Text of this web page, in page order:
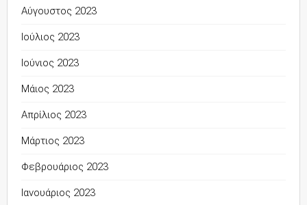
Αύγουστος 2023
Ιούλιος 2023
Ιούνιος 2023
Μάιος 2023
Απρίλιος 2023
Μάρτιος 2023
Φεβρουάριος 2023
Ιανουάριος 2023